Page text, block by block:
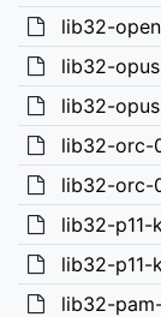
lib32-
lib32-
lib32-
lib32-orc-
lib32-orc-
lib32-p11-
lib32-p11-
lib32-